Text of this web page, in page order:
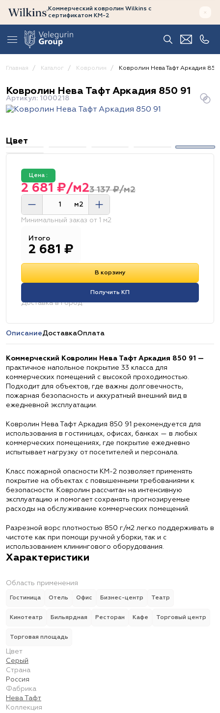
Коммерческий ковролин Wilkins с
сертификатом КМ-2
Главная Каталог Ковролин Ковролин Нева Тафт Аркадия 850
Ковролин Нева Тафт Аркадия 850 91
Артикул: 1000218
Цвет
Цена :
3 137 ₽/м2
2 681 ₽/м2
м2
Минимальный заказ от 1 м2
Итого
2 681 ₽
В корзину
Получить КП
Доставка в город:
ОписаниеДоставкаОплата
Коммерческий Ковролин Нева Тафт Аркадия 850 91 —
практичное напольное покрытие 33 класса для
коммерческих помещений с высокой проходимостью.
Подходит для объектов, где важны долговечность,
пожарная безопасность и аккуратный внешний вид в
ежедневной эксплуатации.
Ковролин Нева Тафт Аркадия 850 91 рекомендуется для
использования в гостиницах, офисах, банках — в любых
коммерческих помещениях, где покрытие ежедневно
испытывает нагрузку от посетителей и персонала.
Класс пожарной опасности КМ-2 позволяет применять
покрытие на объектах с повышенными требованиями к
безопасности. Ковролин рассчитан на интенсивную
эксплуатацию и помогает сохранять прогнозируемые
расходы на обслуживание коммерческих помещений.
Разрезной ворс плотностью 850 г/м2 легко поддерживать в
чистоте как при помощи ручной уборки, так и с
использованием клинингового оборудования.
Характеристики
Область применения
Гостиница Отель Офис Бизнес-центр Театр
Кинотеатр Бильярдная Ресторан Кафе Торговый центр
Торговая площадь
Цвет
Серый
Страна
Россия
Фабрика
Нева Тафт
Коллекция